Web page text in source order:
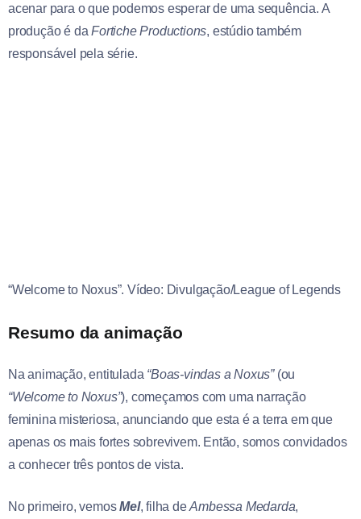
acenar para o que podemos esperar de uma sequência. A
produção é daFortiche Productions, estúdio também
responsável pela série.
“Welcome to Noxus”. Vídeo: Divulgação/League of Legends
Resumo da animação
Na animação, entitulada “Boas-vindas a Noxus”(ou
“Welcome to Noxus”), começamos com uma narração
feminina misteriosa, anunciando que esta é a terra em que
apenas os mais fortes sobrevivem. Então, somos convidados
a conhecer três pontos de vista.
No primeiro, vemosMel, filha deAmbessa Medarda,